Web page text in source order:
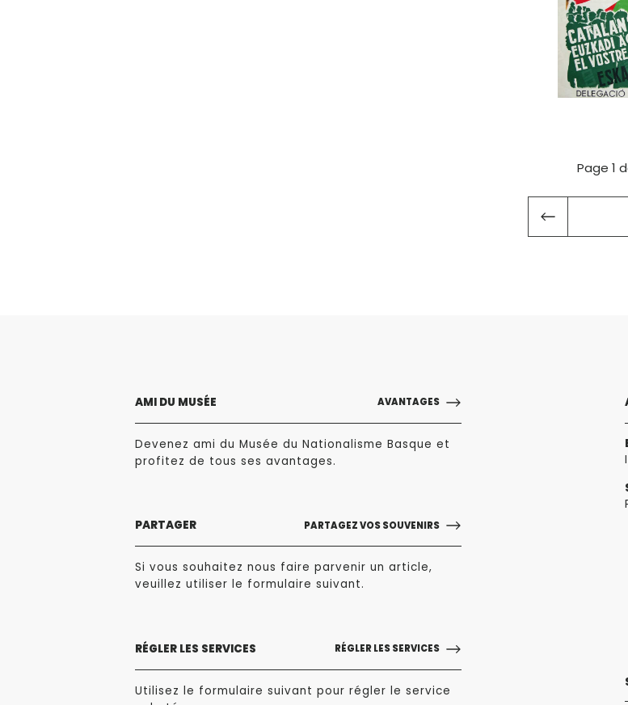
Page 1
AMI DU MUSÉE AVANTAGES
Devenez ami du Musée du Nationalisme Basque et
profitez de tous ses avantages.
PARTAGER PARTAGEZ VOS SOUVENIRS
Si vous souhaitez nous faire parvenir un article,
veuillez utiliser le formulaire suivant.
RÉGLER LES SERVICES RÉGLER LES SERVICES
Utilisez le formulaire suivant pour régler le service